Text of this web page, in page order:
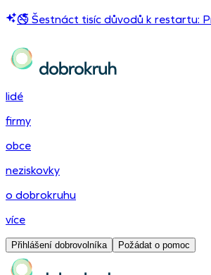
🚭 Šestnáct tisíc důvodů k restartu:
lidé
firmy
obce
neziskovky
o dobrokruhu
více
Přihlášení dobrovolníka Požádat o pomoc